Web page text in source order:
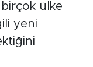
ülke
yeni